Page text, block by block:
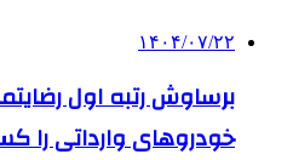
۱۴۰۴/۰۷/۲۲
برساوش رتبه اول
خودروهای وارداتی را